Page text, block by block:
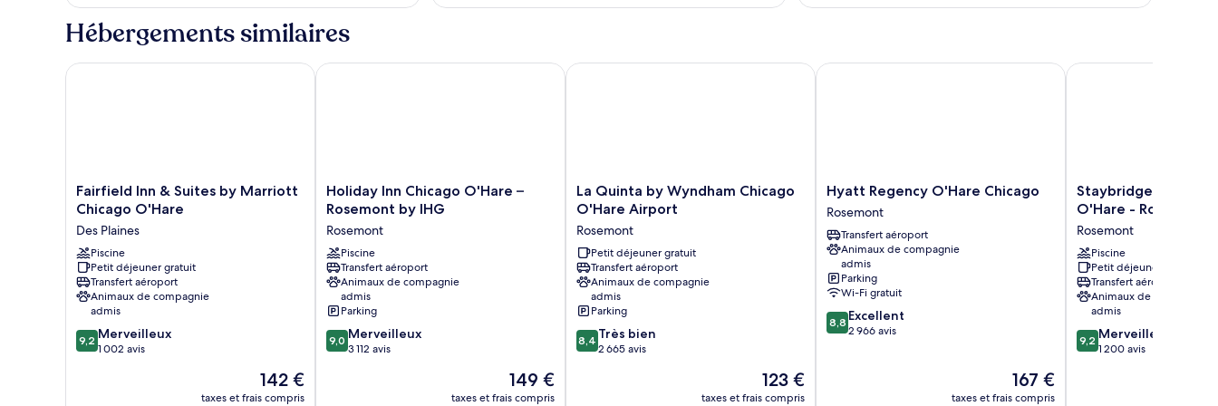
(Hearing)
lits
type
de
Chambre,
Chambre,
Chambre,
Hébergements similaires
Fairfield
Inn
Suites
by
Marriott
Chicago
O'Hare
Des
Plaines
Fairfield Inn & Suites by Marriott
Chicago O'Hare
Des Plaines
Piscine
Petit déjeuner gratuit
Transfert aéroport
Animaux de compagnie
admis
9.2
sur
9,2 Merveilleux
1 002 avis
Le
nouveau
142 €
taxes et frais compris
Fairfield Inn & Suites by Marriott Chicago O'Hare
Holiday
Inn
O'Hare
–
Rosemont
by
IHG
Rosemont
Holiday Inn Chicago O'Hare –
Rosemont by IHG
Rosemont
Piscine
Transfert aéroport
Animaux de compagnie
admis
Parking
9.0
sur
9,0 Merveilleux
3 112 avis
Le
nouveau
149 €
taxes et frais compris
Holiday Inn Chicago O'Hare – Rosemont by IHG
La
Quinta
Wyndham
Chicago
O'Hare
Airport
Rosemont
La Quinta by Wyndham Chicago
O'Hare Airport
Rosemont
Petit déjeuner gratuit
Transfert aéroport
Animaux de compagnie
admis
Parking
8.4
sur
8,4 Très bien
2 665 avis
Le
nouveau
123 €
taxes et frais compris
La Quinta by Wyndham Chicago O'Hare Airport
Hyatt
Regency
O'Hare
Chicago
Rosemont
Hyatt Regency O'Hare Chicago
Rosemont
Transfert aéroport
Animaux de compagnie
admis
Parking
Wi-Fi gratuit
8.8
sur
8,8 Excellent
2 966 avis
Le
nouveau
167 €
taxes et frais compris
Hyatt Regency O'Hare Chicago
Staybridge
Suites
O'Hare
-
Rosemont
by
IHG
Rosemont
Staybridge Suites
O'Hare - Rosemont
Rosemont
Piscine
Petit déjeuner gratuit
Transfert aéroport
Animaux de compagnie
admis
9.2
sur
9,2 Merveilleux
1 200 avis
Staybridge Suites